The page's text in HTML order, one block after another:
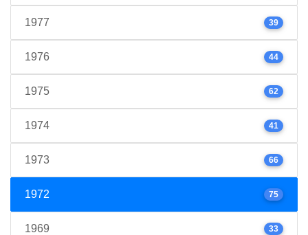
1977 39
1976 44
1975 62
1974 41
1973 66
1972 75
1969 33